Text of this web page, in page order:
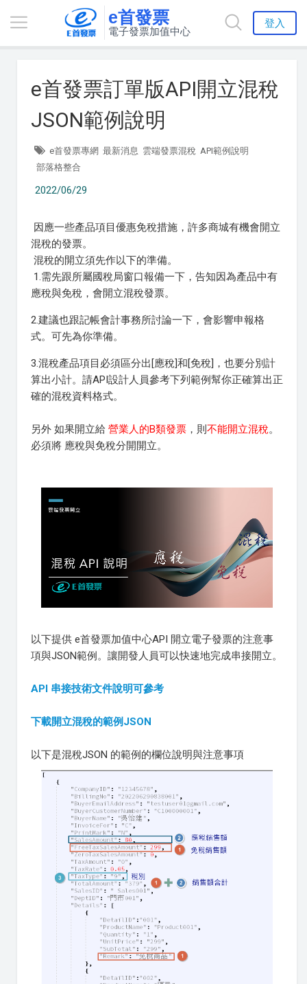
e首發票
電子發票加值中心
登入
e首發票訂單版API開立混稅
JSON範例說明
e首發票專網 最新消息 雲端發票混稅 API範例說明
部落格整合
2022/06/29
因應一些產品項目優惠免稅措施，許多商城有機會開立
混稅的發票。
混稅的開立須先作以下的準備。
1.需先跟所屬國稅局窗口報備一下，告知因為產品中有
應稅與免稅，會開立混稅發票。
2.建議也跟記帳會計事務所討論一下，會影響申報格
式。可先為你準備。
3.混稅產品項目必須區分出[應稅]和[免稅]，也要分別計
算出小計。請API設計人員參考下列範例幫你正確算出正
確的混稅資料格式。
另外 如果開立給 營業人的B類發票 ，則 不能開立混稅。
必須將 應稅與免稅分開開立。
以下提供 e首發票加值中心API 開立電子發票的注意事
項與JSON範例。讓開發人員可以快速地完成串接開立。
API 串接技術文件說明可參考
下載開立混稅的範例JSON
以下是混稅JSON 的範例的欄位說明與注意事項